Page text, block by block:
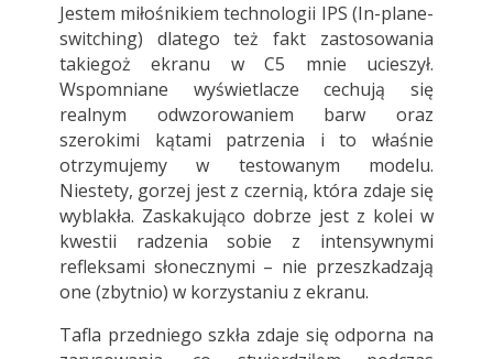
Jestem miłośnikiem technologii IPS (In-plane-
switching) dlatego też fakt zastosowania
takiegoż ekranu w C5 mnie ucieszył.
Wspomniane wyświetlacze cechują się
realnym odwzorowaniem barw oraz
szerokimi kątami patrzenia i to właśnie
otrzymujemy w testowanym modelu.
Niestety, gorzej jest z czernią, która zdaje się
wyblakła. Zaskakująco dobrze jest z kolei w
kwestii radzenia sobie z intensywnymi
refleksami słonecznymi – nie przeszkadzają
one (zbytnio) w korzystaniu z ekranu.
Tafla przedniego szkła zdaje się odporna na